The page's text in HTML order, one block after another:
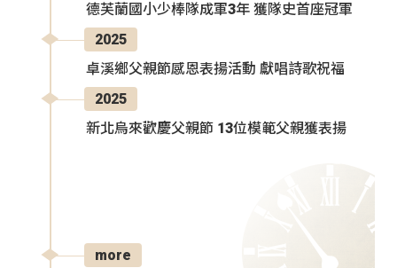
德芙蘭國小少棒隊成軍3年 獲隊史首座冠軍
2025
卓溪鄉父親節感恩表揚活動 獻唱詩歌祝福
2025
新北烏來歡慶父親節 13位模範父親獲表揚
more